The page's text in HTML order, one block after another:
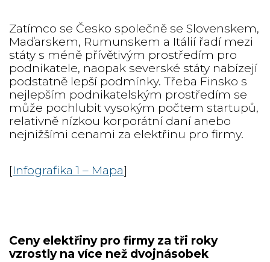
Zatímco se Česko společně se Slovenskem,
Maďarskem, Rumunskem a Itálií řadí mezi
státy s méně přívětivým prostředím pro
podnikatele, naopak severské státy nabízejí
podstatně lepší podmínky. Třeba Finsko s
nejlepším podnikatelským prostředím se
může pochlubit vysokým počtem startupů,
relativně nízkou korporátní daní anebo
nejnižšími cenami za elektřinu pro firmy.
[Infografika 1 – Mapa]
Ceny elektřiny pro firmy za tři roky
vzrostly na více než dvojnásobek